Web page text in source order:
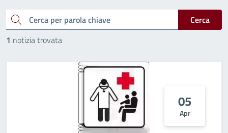
cerca
Cerca
1 notizia trovata
05
Apr